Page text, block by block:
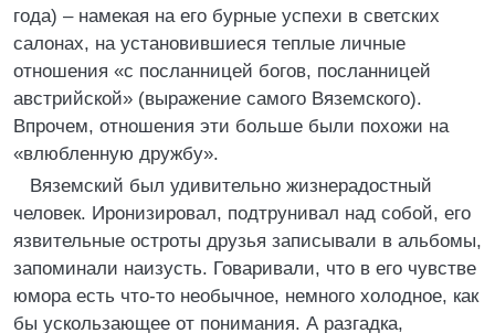
года) – намекая на его бурные успехи в светских
салонах, на установившиеся теплые личные
отношения «с посланницей богов, посланницей
австрийской» (выражение самого Вяземского).
Впрочем, отношения эти больше были похожи на
«влюбленную дружбу».
Вяземский был удивительно жизнерадостный
человек. Иронизировал, подтрунивал над собой, его
язвительные остроты друзья записывали в альбомы,
запоминали наизусть. Говаривали, что в его чувстве
юмора есть что-то необычное, немного холодное, как
бы ускользающее от понимания. А разгадка,